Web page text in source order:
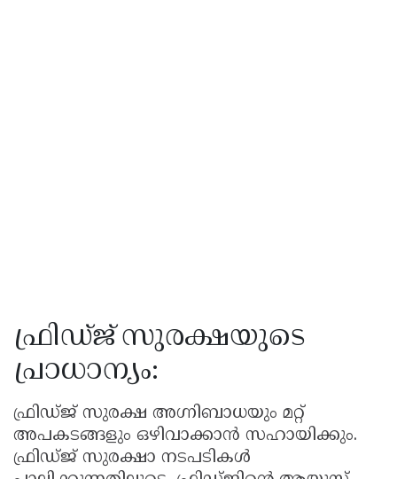
ഫ്രിഡ്ജ് സുരക്ഷയുടെ
പ്രാധാന്യം:
ഫ്രിഡ്ജ് സുരക്ഷ അഗ്നിബാധയും മറ്റ്
അപകടങ്ങളും ഒഴിവാക്കാൻ സഹായിക്കും.
ഫ്രിഡ്ജ് സുരക്ഷാ നടപടികൾ